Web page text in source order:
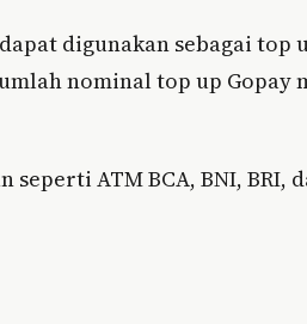
digunakan sebagai
nominal top up Gopay
seperti ATM BCA, BNI,